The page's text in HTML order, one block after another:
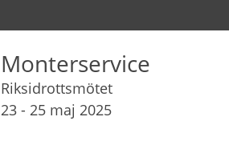
Monterservice
Riksidrottsmötet
23 - 25 maj 2025